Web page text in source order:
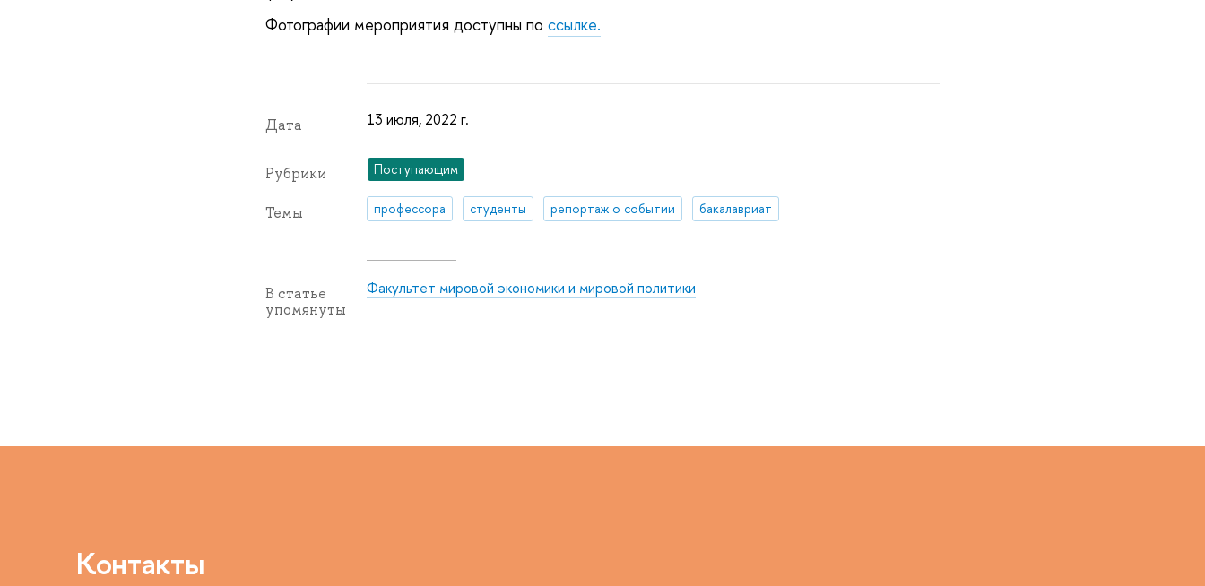
Фотографии мероприятия доступны по ссылке.
Дата 13 июля, 2022 г.
Рубрики Поступающим
Темы профессора студенты репортаж о событии бакалавриат
В статье
упомянуты
Факультет мировой экономики и мировой политики
Контакты